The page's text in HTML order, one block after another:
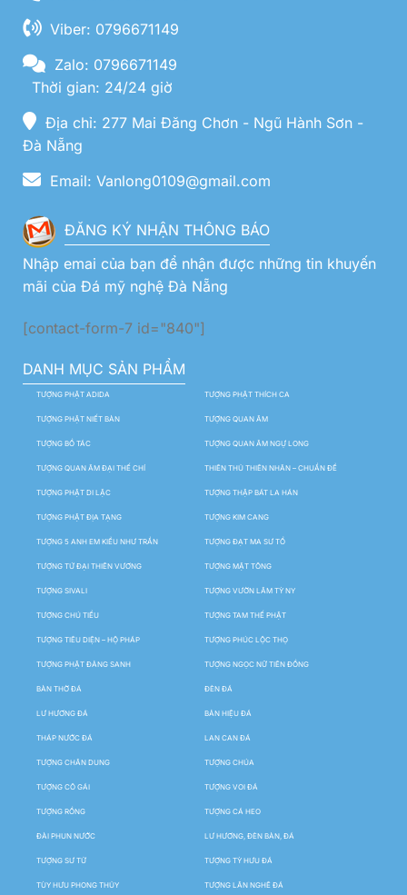
Viber: 0796671149
Zalo: 0796671149
Thời gian: 24/24 giờ
Địa chỉ: 277 Mai Đăng Chơn - Ngũ Hành Sơn -
Đà Nẵng
Email: Vanlong0109@gmail.com
ĐĂNG KÝ NHẬN THÔNG BÁO
Nhập emai của bạn để nhận được những tin khuyến
mãi của Đá mỹ nghệ Đà Nẵng
[contact-form-7 id="840"]
DANH MỤC SẢN PHẨM
TƯỢNG PHẬT ADIDA TƯỢNG PHẬT THÍCH CA
TƯỢNG PHẬT NIẾT BÀN TƯỢNG QUAN ÂM
TƯỢNG BỒ TÁC TƯỢNG QUAN ÂM NGỰ LONG
TƯỢNG QUAN ÂM ĐẠI THẾ CHÍ THIÊN THỦ THIÊN NHÃN – CHUẨN ĐỀ
TƯỢNG PHẬT DI LẶC TƯỢNG THẬP BÁT LA HÁN
TƯỢNG PHẬT ĐỊA TẠNG TƯỢNG KIM CANG
TƯỢNG 5 ANH EM KIỀU NHƯ TRẦN TƯỢNG ĐẠT MA SƯ TỔ
TƯỢNG TỨ ĐẠI THIÊN VƯƠNG TƯỢNG MẬT TÔNG
TƯỢNG SIVALI TƯỢNG VƯỜN LÂM TỲ NY
TƯỢNG CHÚ TIỂU TƯỢNG TAM THẾ PHẬT
TƯỢNG TIÊU DIỆN – HỘ PHÁP TƯỢNG PHÚC LỘC THỌ
TƯỢNG PHẬT ĐẢNG SANH TƯỢNG NGỌC NỮ TIÊN ĐỒNG
BÀN THỜ ĐÁ ĐÈN ĐÁ
LƯ HƯƠNG ĐÁ BẢN HIỆU ĐÁ
THÁP NƯỚC ĐÁ LAN CAN ĐÁ
TƯỢNG CHÂN DUNG TƯỢNG CHÚA
TƯỢNG CÔ GÁI TƯỢNG VOI ĐÁ
TƯỢNG RỒNG TƯỢNG CÁ HEO
ĐÀI PHUN NƯỚC LƯ HƯƠNG, ĐÈN BÀN, ĐÁ
TƯỢNG SƯ TỬ TƯỢNG TỲ HƯU ĐÁ
TÙY HƯU PHONG THỦY TƯỢNG LÂN NGHÊ ĐÁ